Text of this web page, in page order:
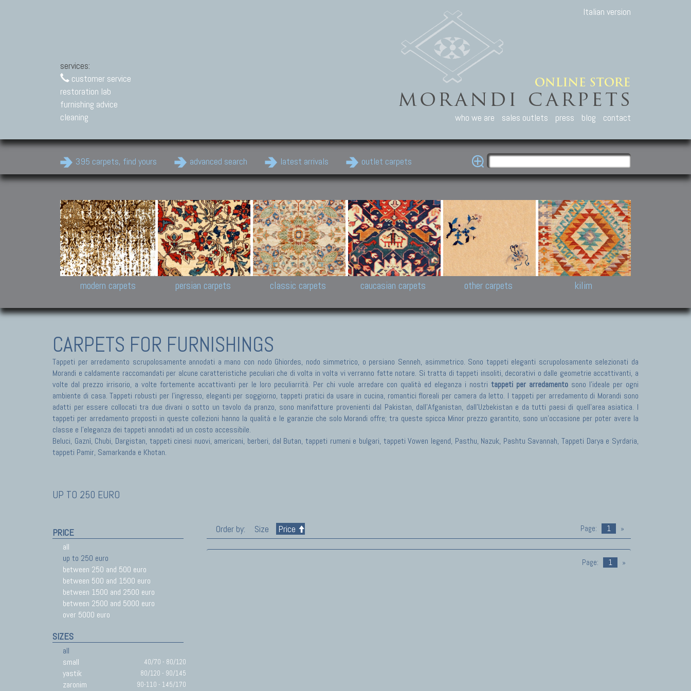
services:
customer service
restoration lab
furnishing advice
cleaning
Italian version
who we are sales outlets press blog contact
395 carpets, find yours advanced search latest arrivals outlet carpets
Modern Carpets
Contemporary modern
carpets.
Design carpets:
Jan Kath, Rug Star, Chuck
Palù. Tibet, Bhadohi, Nepal,
Samsung
and Himalayan Collections
modern carpets
Persian Carpets
Antique Persian carpets,
Old Persian carpets,
New Persian carpets,
Modern Persian carpets
persian carpets
Classic Carpets
Floral carpets, Agra, Zigler,
Uzbek, Herat, Gazni, Pastu,
Peshawar and Hyderabad
Collections,
Pakistan and Afghan
carpets
classic carpets
Caucasian Carpets
Antique Caucasian carpets:
Shirvan, Kuba, Lesghi, Ci-ci.
Kazak and Karabakh rugs
New and old Caucasian
caucasian carpets
Other Carpets
Antique Anatolian carpets.
Old and new Turkish rugs.
Antique Chinese carpets.
Turkmen, Khotan, Bukhara
carpets.
Other antique rugs
other carpets kilim
CARPETS FOR FURNISHINGS
Tappeti per arredamento scrupolosamente annodati a mano con nodo Ghiordes, nodo simmetrico, o persiano Senneh, asimmetrico. Sono tappeti eleganti scrupolosamente selezionati da
Morandi e caldamente raccomandati per alcune caratteristiche peculiari che di volta in volta vi verranno fatte notare. Si tratta di tappeti insoliti, decorativi o dalle geometrie accattivanti, a
volte dal prezzo irrisorio, a volte fortemente accattivanti per le loro peculiarrità. Per chi vuole arredare con qualità ed eleganza i nostri tappeti per arredamentosono l'ideale per ogni
ambiente di casa. Tappeti robusti per l'ingresso, eleganti per soggiorno, tappeti pratici da usare in cucina, romantici floreali per camera da letto. I tappeti per arredamento di Morandi sono
adatti per essere collocati tra due divani o sotto un tavolo da pranzo, sono manifatture provenienti dal Pakistan, dall'Afganistan, dall'Uzbekistan e da tutti paesi di quell'area asiatica. I
tappeti per arredamento proposti in queste collezioni hanno la qualità e le garanzie che solo Morandi offre; tra queste spicca Minor prezzo garantito, sono un'occasione per poter avere la
classe e l'eleganza dei tappeti annodati ad un costo accessibile.
Beluci, Gaznì, Chubi, Dargistan, tappeti cinesi nuovi, americani, berberi, dal Butan, tappeti rumeni e bulgari, tappeti Vowen legend, Pasthu, Nazuk, Pashtu Savannah, Tappeti Darya e Syrdaria,
tappeti Pamir, Samarkanda e Khotan.
UP TO 250 EURO
PRICE
all
up to 250 euro
between 250 and 500 euro
between 500 and 1500 euro
between 1500 and 2500 euro
between 2500 and 5000 euro
over 5000 euro
SIZES
all
small
40/70 - 80/120
yastik 80/120 - 90/145
zaronim 90-110 - 145/170
Order by: Size Price Page: 1 »
Page: 1 »